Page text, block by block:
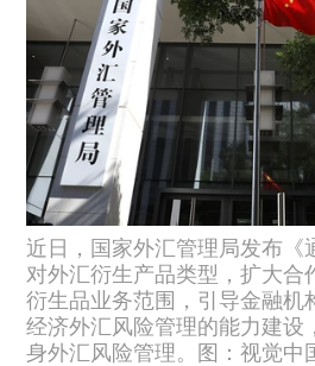
近日，国家外汇管理局发布《
对外汇衍生产品类型，扩大合
衍生品业务范围，引导金融机
经济外汇风险管理的能力建设
身外汇风险管理。图：视觉中